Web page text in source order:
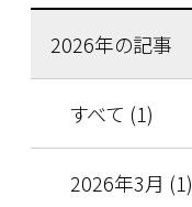
2026年の記事
すべて (1)
2026年3月 (1)